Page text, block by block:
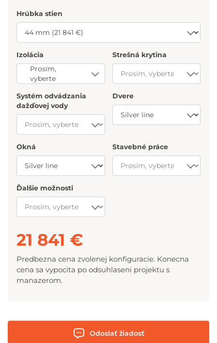
Hrúbka stien
Izolácia
Prosím,
vyberte
Strešná krytina
Systém odvádzania
dažďovej vody
Dvere
Okná Stavebné práce
Ďalšie možnosti
21 841 €
Predbezna cena zvolenej konfiguracie. Konecna
cena sa vypocita po odsuhlaseni projektu s
manazerom.
Odoslať žiadosť